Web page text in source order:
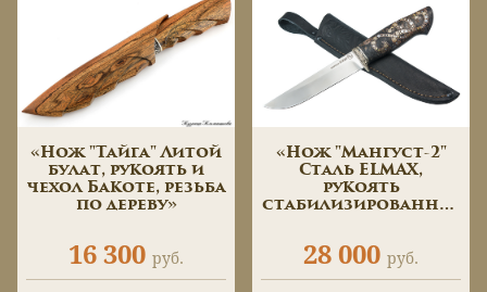
«Нож "Тайга" Литой
булат, рукоять и
чехол Бакоте, резьба
по дереву»
16 300 руб.
«Нож "Мангуст-2"
Сталь ELMAX,
рукоять
стабилизированная
мазаичные пины»
28 000 руб.